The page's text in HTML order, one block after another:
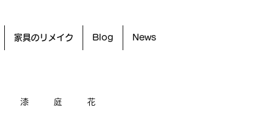
家具のリメイク Blog News
漆 庭 花